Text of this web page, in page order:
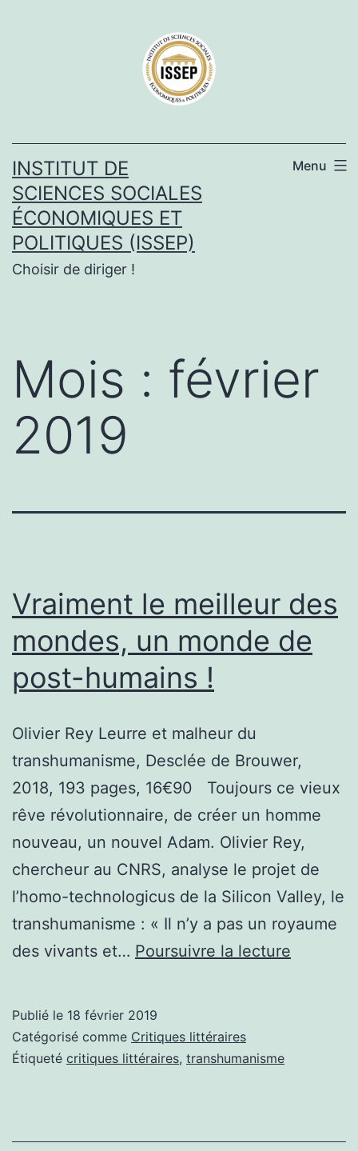
INSTITUT DE
SCIENCES SOCIALES
ÉCONOMIQUES ET
POLITIQUES (ISSEP)
Choisir de diriger !
Menu
Mois : février
2019
Vraiment le meilleur des
mondes, un monde de
post-humains !
Olivier Rey Leurre et malheur du
transhumanisme, Desclée de Brouwer,
2018, 193 pages, 16€90 Toujours ce vieux
rêve révolutionnaire, de créer un homme
nouveau, un nouvel Adam. Olivier Rey,
chercheur au CNRS, analyse le projet de
l’homo-technologicus de la Silicon Valley, le
transhumanisme : « Il n’y a pas un royaume
des vivants et… Poursuivre la lecture
de
Publié le 18 février 2019
Catégorisé comme Critiques littéraires
Étiqueté critiques littéraires, transhumanisme